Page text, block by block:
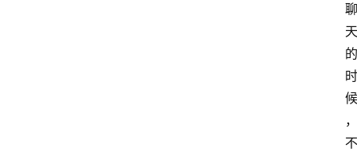
聊
天
的
时
候
，
不